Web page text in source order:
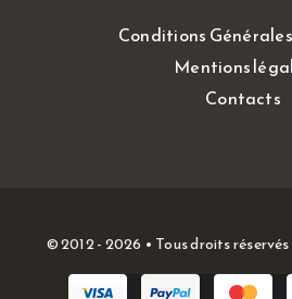
Conditions
Mentions
Contacts
© 2012 - 2026 • Tous droits